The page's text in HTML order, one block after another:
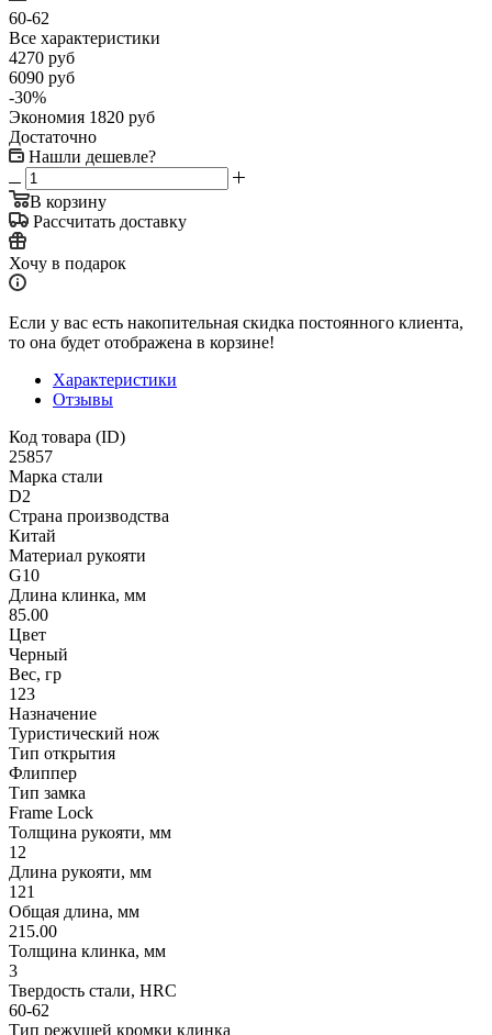
60-62
Все характеристики
4270 руб
6090 руб
-30%
Экономия 1820 руб
Достаточно
Нашли дешевле?
В корзину
Рассчитать доставку
Хочу в подарок
Если у вас есть накопительная скидка постоянного клиента,
то она будет отображена в корзине!
Характеристики
Отзывы
Код товара (ID)
25857
Марка стали
D2
Страна производства
Китай
Материал рукояти
G10
Длина клинка, мм
85.00
Цвет
Черный
Вес, гр
123
Назначение
Туристический нож
Тип открытия
Флиппер
Тип замка
Frame Lock
Толщина рукояти, мм
12
Длина рукояти, мм
121
Общая длина, мм
215.00
Толщина клинка, мм
3
Твердость стали, HRC
60-62
Тип режущей кромки клинка